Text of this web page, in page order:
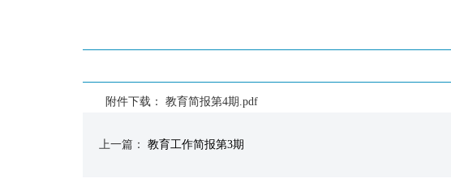
附件下载： 教育简报第4期.pdf
上一篇： 教育工作简报第3期